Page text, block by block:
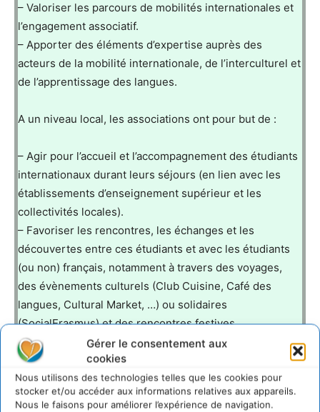
Gérer le consentement aux
cookies
Nous utilisons des technologies telles que les cookies pour
stocker et/ou accéder aux informations relatives aux appareils.
Nous le faisons pour améliorer l’expérience de navigation.
– Valoriser les parcours de mobilités internationales et
l’engagement associatif.
– Apporter des éléments d’expertise auprès des
acteurs de la mobilité internationale, de l’interculturel et
de l’apprentissage des langues.
A un niveau local, les associations ont pour but de :
– Agir pour l’accueil et l’accompagnement des étudiants
internationaux durant leurs séjours (en lien avec les
établissements d’enseignement supérieur et les
collectivités locales).
– Favoriser les rencontres, les échanges et les
découvertes entre ces étudiants et avec les étudiants
(ou non) français, notamment à travers des voyages,
des évènements culturels (Club Cuisine, Café des
langues, Cultural Market, …) ou solidaires
(SocialErasmus) et des rencontres festives.
– Encourager la mobilité internationale des étudiants.
ESN est officiellement soutenue dans ses activités par
la Commission Européenne et travaille avec de